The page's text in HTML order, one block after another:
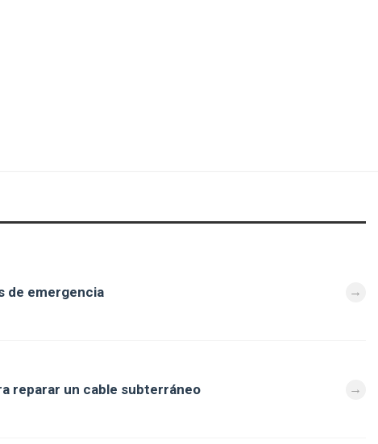
de emergencia
reparar un cable subterráneo